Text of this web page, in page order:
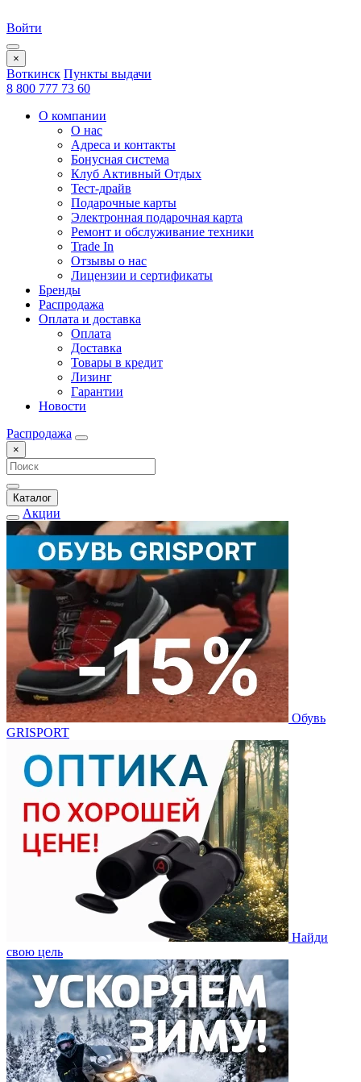
Войти
×
Воткинск Пункты выдачи
8 800 777 73 60
О компании
О нас
Адреса и контакты
Бонусная система
Клуб Активный Отдых
Тест-драйв
Подарочные карты
Электронная подарочная карта
Ремонт и обслуживание техники
Trade In
Отзывы о нас
Лицензии и сертификаты
Бренды
Распродажа
Оплата и доставка
Оплата
Доставка
Товары в кредит
Лизинг
Гарантии
Новости
Распродажа
×
Каталог
Акции
Обувь
GRISPORT
Найди
свою цель